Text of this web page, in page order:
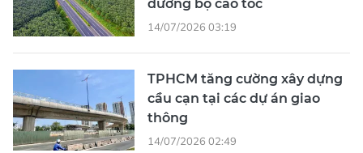
cầu cạn tại các dự án giao
thông
14/07/2026 02:49